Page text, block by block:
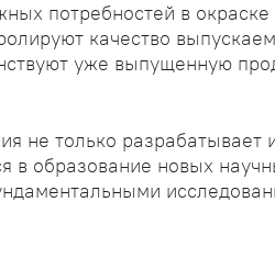
потребностей в
качество
уже выпущенную
не только разрабатывает
образование новых